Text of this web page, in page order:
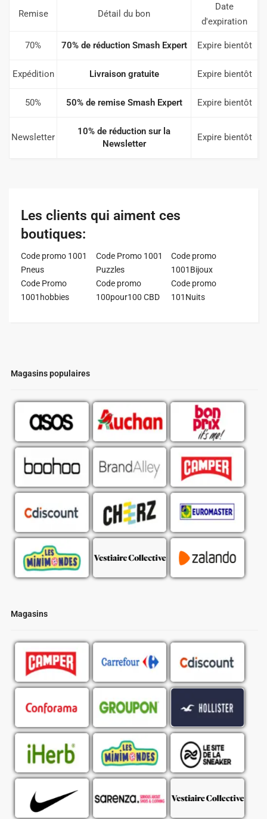
Magasins populaires
Magasins
Remise Détail du bon
Date
d'expiration
70% 70% de réduction Smash Expert Expire bientôt
Expédition Livraison gratuite Expire bientôt
50% 50% de remise Smash Expert Expire bientôt
Newsletter
10% de réduction sur la
Newsletter
Expire bientôt
Les clients qui aiment ces
boutiques:
Code promo 1001
Pneus
Code Promo 1001
Puzzles
Code promo
1001Bijoux
Code Promo
1001hobbies
Code promo
100pour100 CBD
Code promo
101Nuits